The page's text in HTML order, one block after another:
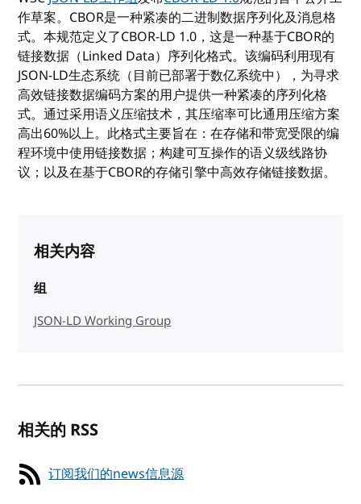
作草案。CBOR是一种紧凑的二进制数据序列化及消息格
式。本规范定义了CBOR-LD 1.0，这是一种基于CBOR的
链接数据（Linked Data）序列化格式。该编码利用现有
JSON-LD生态系统（目前已部署于数亿系统中），为寻求
高效链接数据编码方案的用户提供一种紧凑的序列化格
式。通过采用语义压缩技术，其压缩率可比通用压缩方案
高出60%以上。此格式主要旨在：在存储和带宽受限的编
程环境中使用链接数据；构建可互操作的语义级线路协
议；以及在基于CBOR的存储引擎中高效存储链接数据。
相关内容
组
JSON-LD Working Group
相关的 RSS
订阅我们的news信息源